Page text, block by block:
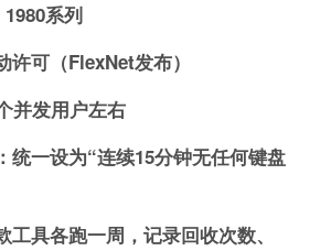
系列
许可（FlexNet发布）
并发用户左右
统一设为“连续15分钟无任何键盘
工具各跑一周，记录回收次数、